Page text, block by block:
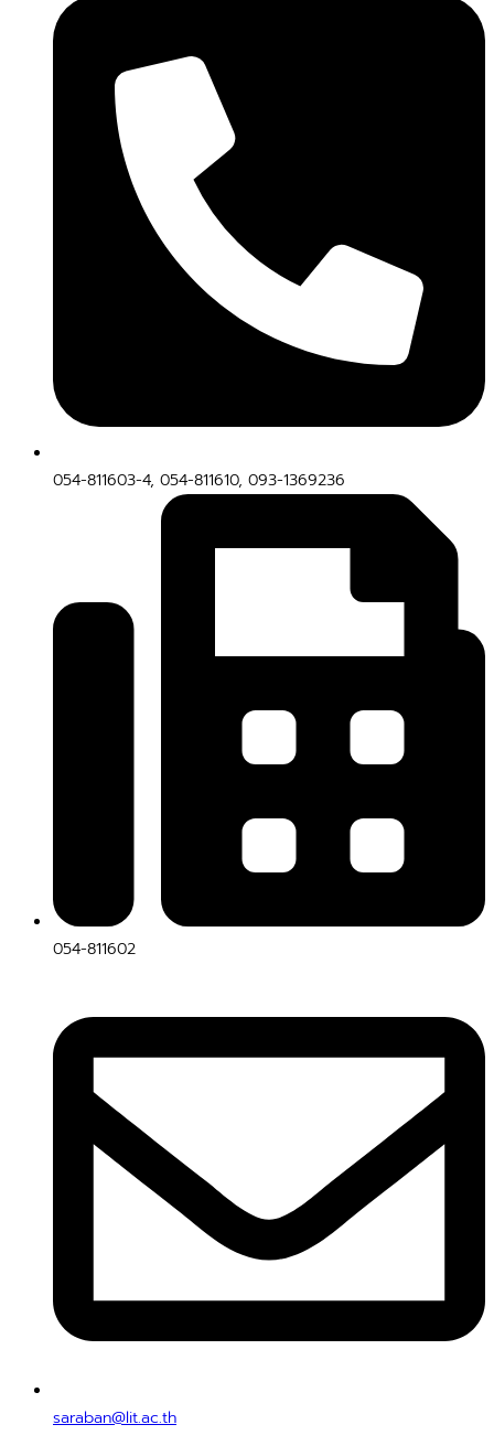
054-811603-4, 054-811610, 093-1369236
054-811602
saraban@lit.ac.th